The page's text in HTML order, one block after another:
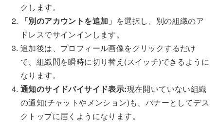
クします。
「別のアカウントを追加」 を選択し、別の組織のア
ドレスでサインインします。
追加後は、プロフィール画像をクリックするだけ
で、組織間を瞬時に切り替え(スイッチ)できるように
なります。
通知のサイドバイサイド表示:現在開いていない組織
の通知(チャットやメンション)も、バナーとしてデス
クトップに届くようになります。